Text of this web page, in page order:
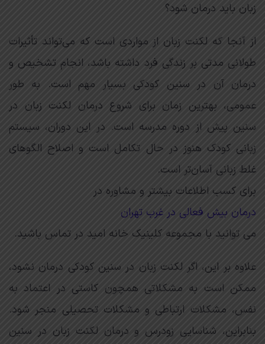
زبان باید درمان شود؟
از آنجا که لکنت زبان از مواردی است که می‌تواند تأثیرات
طولانی مدتی بر زندگی فرد داشته باشد، انجام تشخیص و
درمان آن در سنین کودکی بسیار مهم است. به طور
عمومی، بهترین زمان برای شروع درمان لکنت زبان در
سنین پیش از دوره مدرسه است. در این دوران، سیستم
زبانی کودک هنوز در حال تکامل است و اصلاح الگوهای
غلط زبانی آسان‌تر است.
برای کسب اطلاعات بیشتر و مشاوره در
درمان بیش فعالی در غرب تهران
می توانید با مجموعه کلینیک خانه امید در تماس باشید.
علاوه بر این، اگر لکنت زبان در سنین کودکی درمان نشود،
ممکن است به مشکلاتی همچون کاستی در اعتماد به
نفس، مشکلات ارتباطی و مشکلات تحصیلی منجر شود.
بنابراین، شناسایی زودرس و درمان لکنت زبان در سنین